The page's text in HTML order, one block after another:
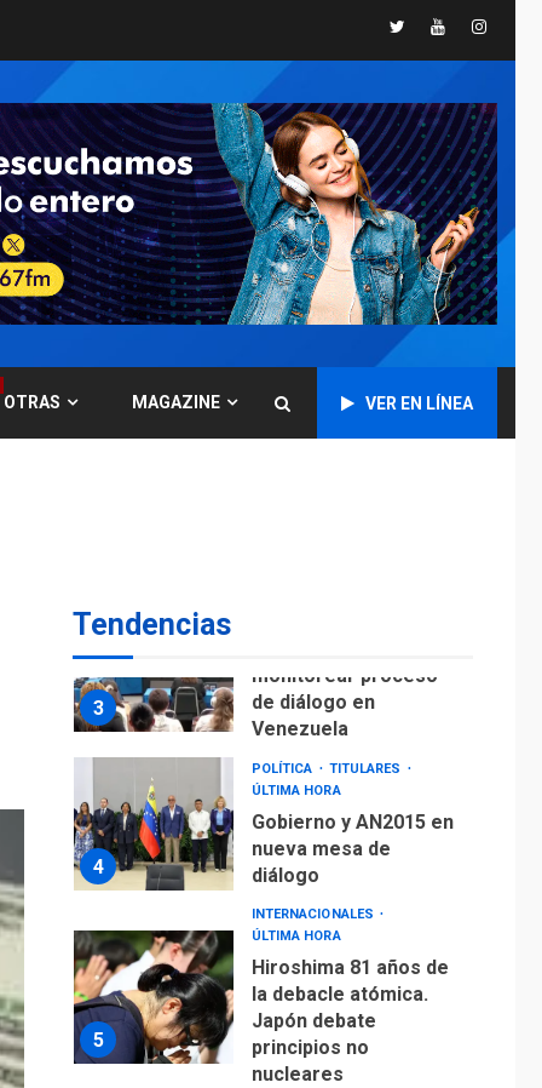
TwitterYoutube
OTRAS MAGAZINE VER EN LÍNEA
Tendencias
7
GUERRA EN EL MUNDO
Ucrania y Rusia
intensifican
ofensivas de largo
alcance
NACIONALES
TITULARES
ÚLTIMA HORA
Instalan carpas
metálicas como
terminales
Aeropuerto de
3
monitorear proceso
de diálogo en
Venezuela
4
POLÍTICA
TITULARES
ÚLTIMA HORA
Gobierno y AN2015 en
nueva mesa de
diálogo
5
INTERNACIONALES
ÚLTIMA HORA
Hiroshima 81 años de
la debacle atómica.
Japón debate
principios no
nucleares